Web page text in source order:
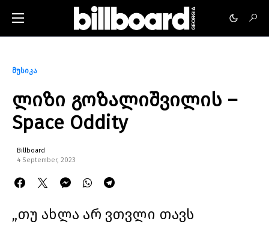
მუსიკა
ლიზი გოზალიშვილის –
Space Oddity
Billboard
4 September, 2023
„თუ ახლა არ ვთვლი თავს